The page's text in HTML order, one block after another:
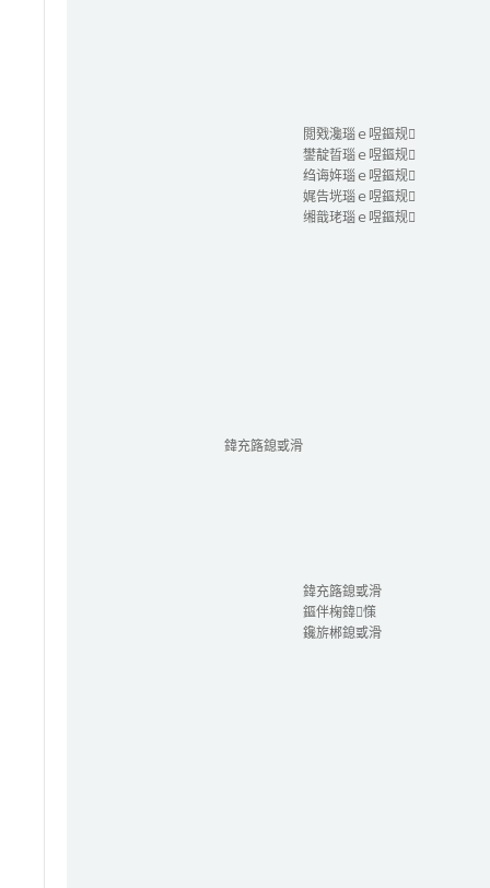
閲戣瀺瑙ｅ喅鏂规
鐢靛晢瑙ｅ喅鏂规
绉诲姩瑙ｅ喅鏂规
娓告垙瑙ｅ喅鏂规
缃戠珯瑙ｅ喅鏂规
鍏充簬鎴戜滑
鍏充簬鎴戜滑
鏂伴椈鍏憡
鑱旂郴鎴戜滑